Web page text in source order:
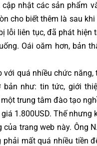
nhật các sản phẩm
cho biết thêm là sau
lỗi liên tục, đã phát hiện
Oái oăm hơn, bản
với quá nhiều chức
như: tin tức, giới
trung tâm đào tạo
1.800USD. Thế
trang web này. Ông
mất quá nhiều tiền